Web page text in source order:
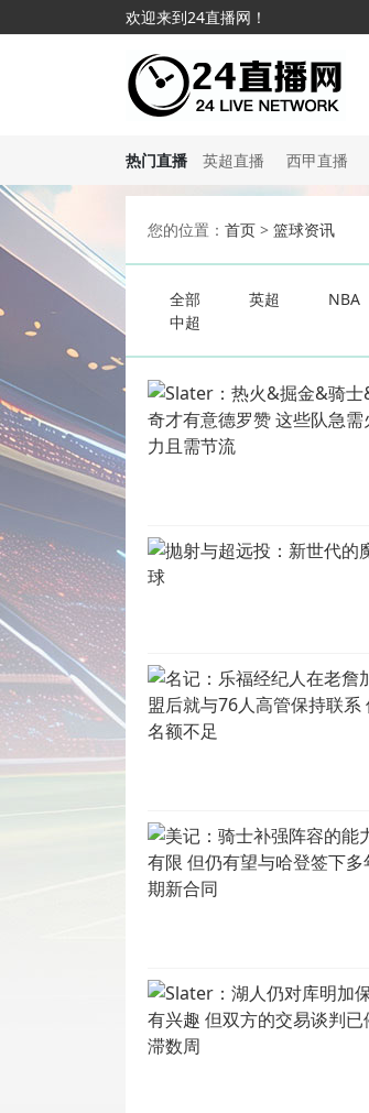
欢迎来到24直播网！
热门直播 英超直播 西甲直播
您的位置： 首页 > 篮球资讯
全部 英超 NBA
中超